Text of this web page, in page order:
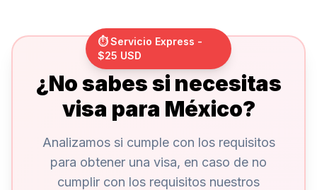
⏱️ Servicio Express -
$25 USD
¿No sabes si necesitas
visa para México?
Analizamos si cumple con los requisitos
para obtener una visa, en caso de no
cumplir con los requisitos nuestros